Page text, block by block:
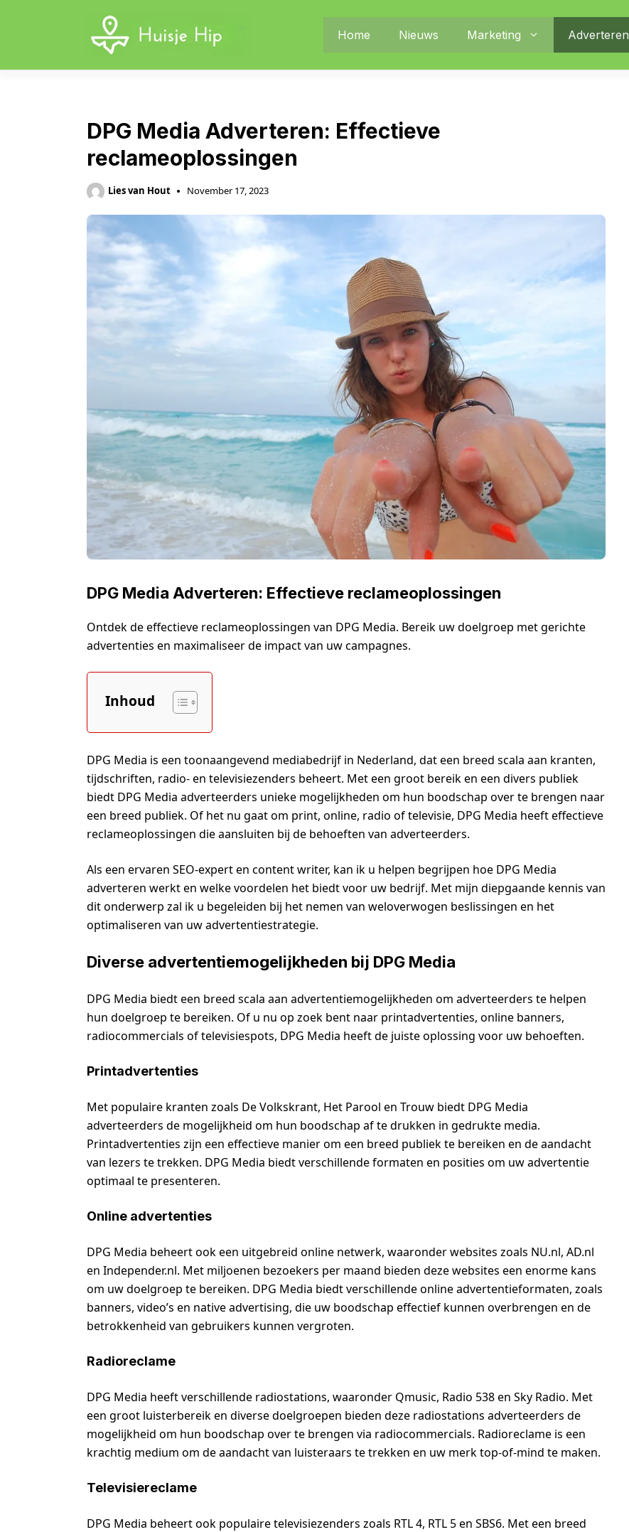
Home Nieuws Marketing Adverteren
DPG Media Adverteren: Effectieve
reclameoplossingen
Lies van Hout November 17, 2023
DPG Media Adverteren: Effectieve reclameoplossingen
Ontdek de effectieve reclameoplossingen van DPG Media. Bereik uw doelgroep met gerichte
advertenties en maximaliseer de impact van uw campagnes.
Inhoud
DPG Media is een toonaangevend mediabedrijf in Nederland, dat een breed scala aan kranten,
tijdschriften, radio- en televisiezenders beheert. Met een groot bereik en een divers publiek
biedt DPG Media adverteerders unieke mogelijkheden om hun boodschap over te brengen naar
een breed publiek. Of het nu gaat om print, online, radio of televisie, DPG Media heeft effectieve
reclameoplossingen die aansluiten bij de behoeften van adverteerders.
Als een ervaren SEO-expert en content writer, kan ik u helpen begrijpen hoe DPG Media
adverteren werkt en welke voordelen het biedt voor uw bedrijf. Met mijn diepgaande kennis van
dit onderwerp zal ik u begeleiden bij het nemen van weloverwogen beslissingen en het
optimaliseren van uw advertentiestrategie.
Diverse advertentiemogelijkheden bij DPG Media
DPG Media biedt een breed scala aan advertentiemogelijkheden om adverteerders te helpen
hun doelgroep te bereiken. Of u nu op zoek bent naar printadvertenties, online banners,
radiocommercials of televisiespots, DPG Media heeft de juiste oplossing voor uw behoeften.
Printadvertenties
Met populaire kranten zoals De Volkskrant, Het Parool en Trouw biedt DPG Media
adverteerders de mogelijkheid om hun boodschap af te drukken in gedrukte media.
Printadvertenties zijn een effectieve manier om een breed publiek te bereiken en de aandacht
van lezers te trekken. DPG Media biedt verschillende formaten en posities om uw advertentie
optimaal te presenteren.
Online advertenties
DPG Media beheert ook een uitgebreid online netwerk, waaronder websites zoals NU.nl, AD.nl
en Independer.nl. Met miljoenen bezoekers per maand bieden deze websites een enorme kans
om uw doelgroep te bereiken. DPG Media biedt verschillende online advertentieformaten, zoals
banners, video’s en native advertising, die uw boodschap effectief kunnen overbrengen en de
betrokkenheid van gebruikers kunnen vergroten.
Radioreclame
DPG Media heeft verschillende radiostations, waaronder Qmusic, Radio 538 en Sky Radio. Met
een groot luisterbereik en diverse doelgroepen bieden deze radiostations adverteerders de
mogelijkheid om hun boodschap over te brengen via radiocommercials. Radioreclame is een
krachtig medium om de aandacht van luisteraars te trekken en uw merk top-of-mind te maken.
Televisiereclame
DPG Media beheert ook populaire televisiezenders zoals RTL 4, RTL 5 en SBS6. Met een breed